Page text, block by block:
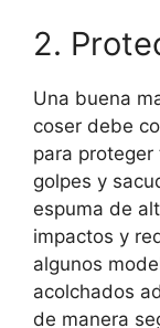
2.
Una buena
coser debe
para
golpes y
espuma de
impactos y
algunos
acolchados
de manera